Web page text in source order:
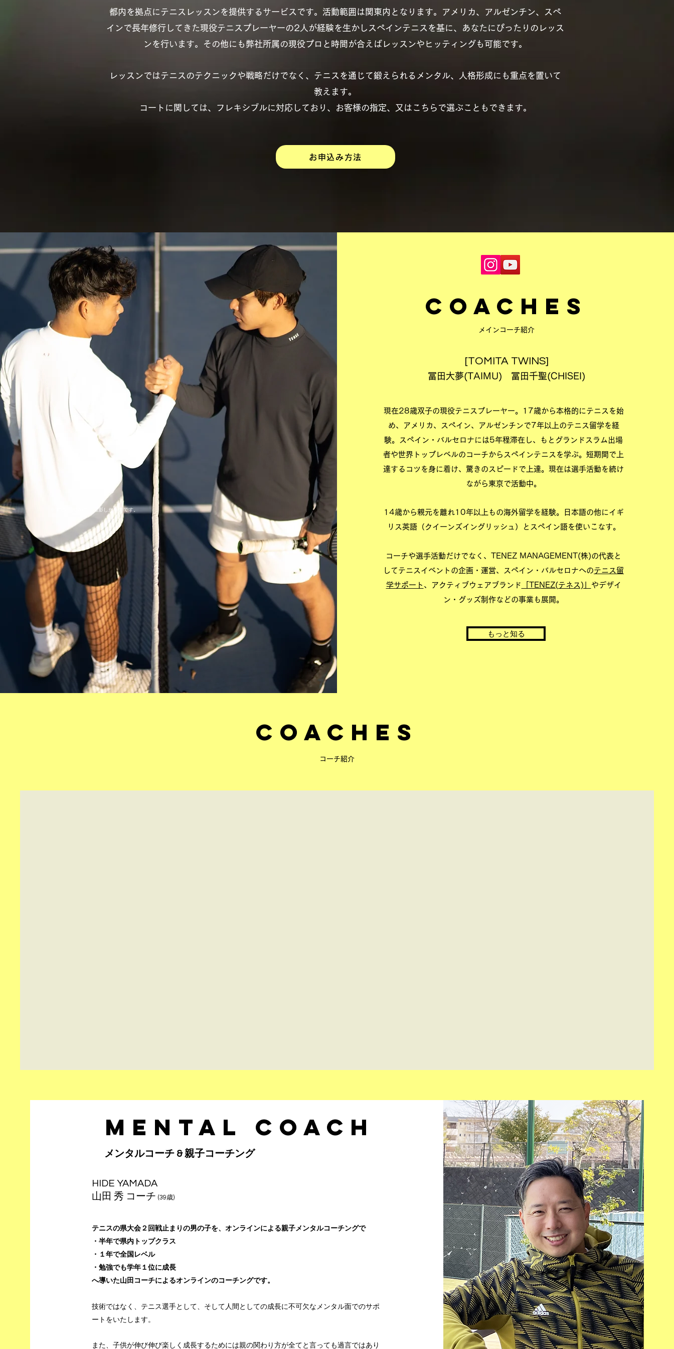
都内を拠点にテニスレッスンを提供するサービスです。活動範囲は関東内となります。アメリカ、アルゼンチン、スペ
インで長年修行してきた現役テニスプレーヤーの2人が経験を生かしスペインテニスを基に、あなたにぴったりのレッス
ンを行います。その他にも弊社所属の現役プロと時間が合えばレッスンやヒッティングも可能です。
レッスンではテニスのテクニックや戦略だけでなく、テニスを通じて鍛えられるメンタル、人格形成にも重点を置いて
教えます。
​コートに関しては、フレキシブルに対応しており、お客様の指定、又はこちらで選ぶこともできます。
お申込み方法
​※ 動画は2020年に撮影したものです。
coaches
メイン​コーチ紹介
[TOMITA TWINS]
冨田大夢(TAIMU) 冨田千聖(CHISEI)
現在28歳双子の現役テニスプレーヤー。17歳から本格的にテニスを始
め、アメリカ、スペイン、アルゼンチンで7年以上のテニス留学を経
験。スペイン・バルセロナには5年程滞在し、もとグランドスラム出場
者や世界トップレベルのコーチからスペインテニスを学ぶ。短期間で上
達するコツを身に着け、驚きのスピードで上達。現在は選手活動を続け
ながら東京で活動中。
14歳から親元を離れ10年以上もの海外留学を経験。日本語の他にイギ
リス英語（クイーンズイングリッシュ）とスペイン語を使いこなす。
コーチや​選手活動だけでなく、TENEZ MANAGEMENT(株)の代表と
してテニスイベントの企画・運営、スペイン・バルセロナへのテニス留
学サポート 、アクティブウェアブランド 「TENEZ(テネス)」 やデザイ
ン・グッズ制作などの事業も展開。
もっと知る
COACHES
コーチ紹介
MENTAL COACH
​メンタルコーチ & 親子コーチング
HIDE YAMADA
山田 秀 コーチ (39歳)
テニスの県大会２回戦止まりの男の子を、オンラインによる親子メンタルコーチングで
・半年で県内トップクラス
・１年で全国レベル
・勉強でも学年１位に成長
​へ導いた山田コーチによるオンラインのコーチングです。
技術ではなく、テニス選手として、そして人間としての成長に不可欠なメンタル面でのサポ
ートをいたします。
また、子供が伸び伸び楽しく成長するためには親の関わり方が全てと言っても過言ではあり